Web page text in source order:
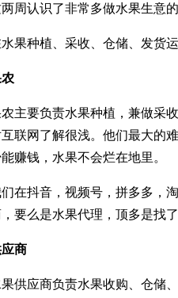
周认识了非常多做水果生意
果种植、采收、仓储、发货
主要负责水果种植，兼做采
互联网了解很浅。他们最大的
赚钱，水果不会烂在地里。
在抖音，视频号，拼多多，
要么是水果代理，顶多是找
商
果供应商负责水果收购、仓储